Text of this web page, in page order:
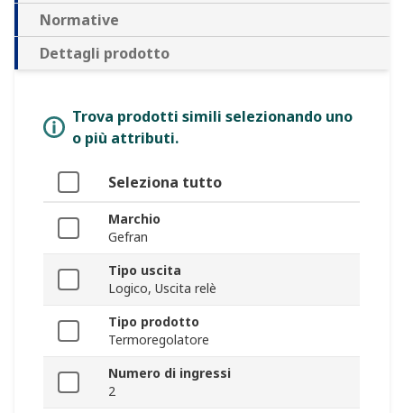
Normative
Dettagli prodotto
Trova prodotti simili selezionando uno
o più attributi.
Seleziona tutto
Marchio
Gefran
Tipo uscita
Logico, Uscita relè
Tipo prodotto
Termoregolatore
Numero di ingressi
2